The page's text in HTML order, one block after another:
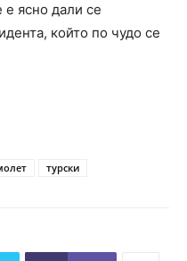
е ясно дали се
който по чудо се
турски